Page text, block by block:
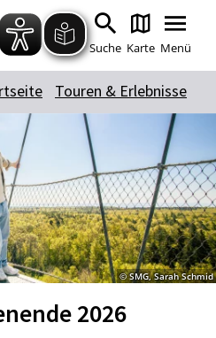
Zum Hauptinhalt springen
Zur Suche springen
Zur Hauptnavigation
Zum Footer springen
Suche Karte Menü
Events & Tickets
Erlebnisse
Radfahren
Touren & Erlebnisse
© SMG, Sarah Schmid
2026